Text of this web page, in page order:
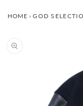
HOME › GOD